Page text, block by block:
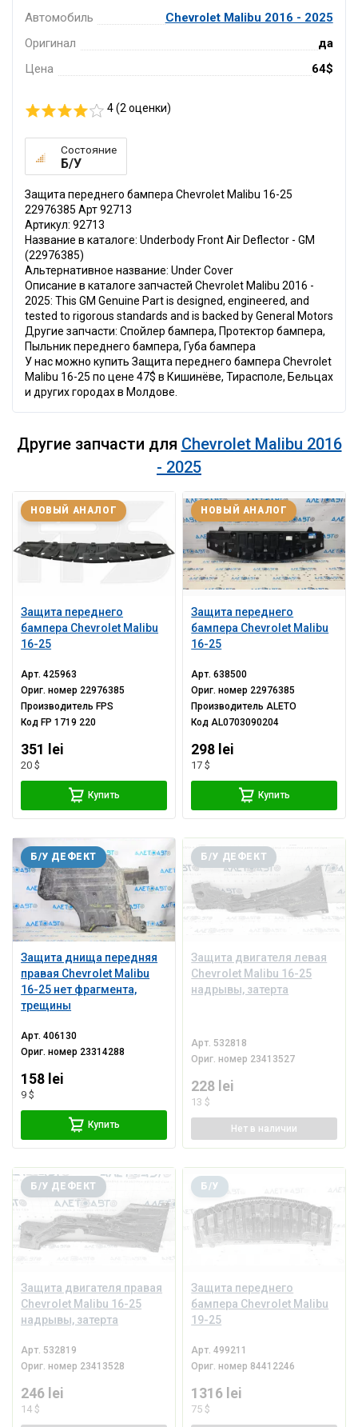
Автомобиль
Chevrolet Malibu 2016 - 2025
Оригинал
да
Цена
64$
4 (2оценки)
Состояние
Б/У
Защита переднего бампера Chevrolet Malibu 16-25
22976385 Арт 92713
Артикул: 92713
Название в каталоге: Underbody Front Air Deflector - GM
(22976385)
Альтернативное название: Under Cover
Описание в каталоге запчастей Chevrolet Malibu 2016 -
2025: This GM Genuine Part is designed, engineered, and
tested to rigorous standards and is backed by General Motors
Другие запчасти: Спойлер бампера, Протектор бампера,
Пыльник переднего бампера, Губа бампера
У нас можно купить Защита переднего бампера Chevrolet
Malibu 16-25 по цене 47$ в Кишинёве, Тирасполе, Бельцах
и других городах в Молдове.
Другие запчасти для Chevrolet Malibu 2016
- 2025
Защита переднего
бампера Chevrolet Malibu
16-25
НОВЫЙ АНАЛОГ
Арт.425963
Ориг. номер 22976385
ПроизводительFPS
КодFP 1719 220
351 lei
20 $
Купить
Защита переднего
бампера Chevrolet Malibu
16-25
НОВЫЙ АНАЛОГ
Арт.638500
Ориг. номер 22976385
Производитель ALETO
Код AL0703090204
298 lei
17 $
Купить
Защита днища передняя
правая Chevrolet Malibu
16-25 нет фрагмента,
трещины
Б/У ДЕФЕКТ
Арт.406130
Ориг. номер 23314288
158 lei
9 $
Купить
Защита двигателя левая
Chevrolet Malibu 16-25
надрывы, затерта
Б/У ДЕФЕКТ
Арт. 532818
Ориг. номер 23413527
228 lei
13 $
Нет в наличии
Защита двигателя правая
Chevrolet Malibu 16-25
надрывы, затерта
Б/У ДЕФЕКТ
Арт. 532819
Ориг. номер 23413528
246 lei
14 $
Защита переднего
бампера Chevrolet Malibu
19-25
Б/У
Арт.499211
Ориг. номер 84412246
1316 lei
75 $